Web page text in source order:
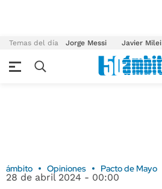
Temas del día Jorge Messi Javier Milei
ámbito Opiniones Pacto de Mayo
28 de abril 2024 - 00:00